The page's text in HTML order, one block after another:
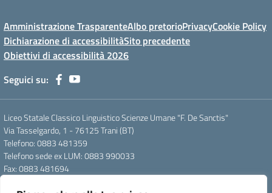
Amministrazione TrasparenteAlbo pretorioPrivacyCookie Policy
Dichiarazione di accessibilitàSito precedente
Obiettivi di accessibilità 2026
Seguici su:
Liceo Statale Classico Linguistico Scienze Umane "F. De Sanctis"
Via Tasselgardo, 1 - 76125 Trani (BT)
Telefono: 0883 481359
Telefono sede ex LUM: 0883 990033
Fax: 0883 481694